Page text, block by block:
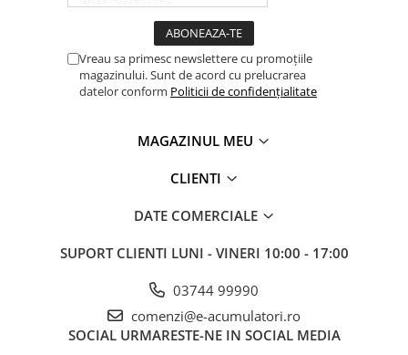
Vreau sa primesc newslettere cu promoțiile
magazinului. Sunt de acord cu prelucrarea
datelor conform Politicii de confidențialitate
MAGAZINUL MEU
CLIENTI
DATE COMERCIALE
SUPORT CLIENTI LUNI - VINERI 10:00 - 17:00
03744 99990
comenzi@e-acumulatori.ro
SOCIAL URMARESTE-NE IN SOCIAL MEDIA